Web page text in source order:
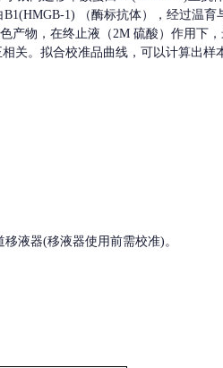
1) （酶标抗体），经过温
产物，在终止液（2M 硫酸）作用下
相关。拟合校准品曲线，可以计算出样
液器(移液器使用前需校准)。